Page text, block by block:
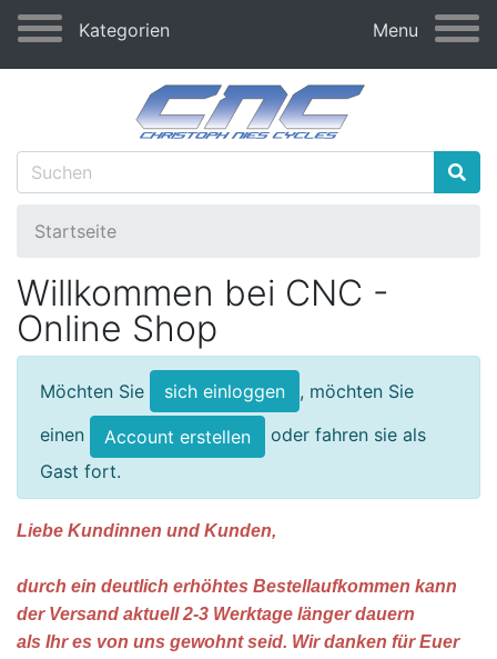
Kategorien Menu
Startseite
Willkommen bei CNC -
Online Shop
Möchten Sie sich einloggen
, möchten Sie
einen
Account erstellen
oder fahren sie als
Gast fort.
Liebe Kundinnen und Kunden,
durch ein deutlich erhöhtes Bestellaufkommen kann
der Versand aktuell 2-3 Werktage länger dauern
als Ihr es von uns gewohnt seid. Wir danken für Euer